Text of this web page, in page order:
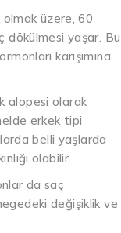
üzere, 60
dökülmesi yaşar. Bu
karışımına
alopesi olarak
erkek tipi
belli yaşlarda
olabilir.
da saç
değişiklik ve